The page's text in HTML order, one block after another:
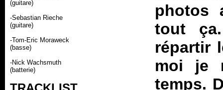
(guitare)
-Sebastian Rieche
(guitare)
-Tom-Eric Moraweck
(basse)
-Nick Wachsmuth
(batterie)
photos
tout
répartir
moi je
temps.